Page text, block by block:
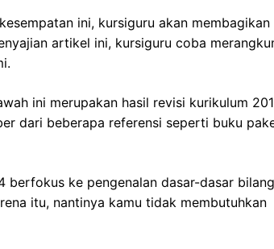
ini, kursiguru akan membagikan
artikel ini, kursiguru coba
ini merupakan hasil revisi kurikulum
dari beberapa referensi seperti buku
berfokus ke pengenalan dasar-dasar
itu, nantinya kamu tidak membutuhkan